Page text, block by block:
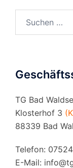
nach:
TG Bad
Klosterhof 3
88339 Bad
Telefon:
E-Mail: